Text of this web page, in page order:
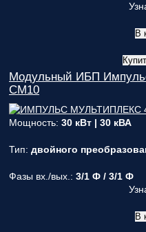
В
Модульный ИБП
СМ10
Мощность: 30 кВт | 30 кВА
Тип: двойного
Фазы вх./вых.: 3/1 Ф / 3/1 Ф
В